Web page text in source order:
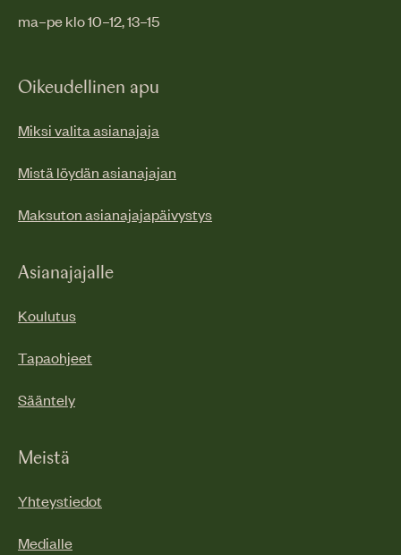
ma–pe klo 10–12, 13–15
Oikeudellinen apu
Miksi valita asianajaja
Mistä löydän asianajajan
Maksuton asianajajapäivystys
Asianajajalle
Koulutus
Tapaohjeet
Sääntely
Meistä
Yhteystiedot
Medialle